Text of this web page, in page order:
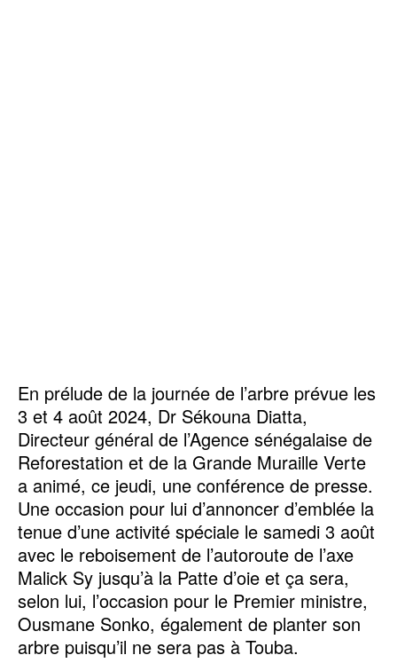
En prélude de la journée de l’arbre prévue les
3 et 4 août 2024, Dr Sékouna Diatta,
Directeur général de l’Agence sénégalaise de
Reforestation et de la Grande Muraille Verte
a animé, ce jeudi, une conférence de presse.
Une occasion pour lui d’annoncer d’emblée la
tenue d’une activité spéciale le samedi 3 août
avec le reboisement de l’autoroute de l’axe
Malick Sy jusqu’à la Patte d’oie et ça sera,
selon lui, l’occasion pour le Premier ministre,
Ousmane Sonko, également de planter son
arbre puisqu’il ne sera pas à Touba.